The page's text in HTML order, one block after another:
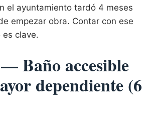
el ayuntamiento tardó 4 meses
empezar obra. Contar con ese
es clave.
Baño accesible
dependiente (6